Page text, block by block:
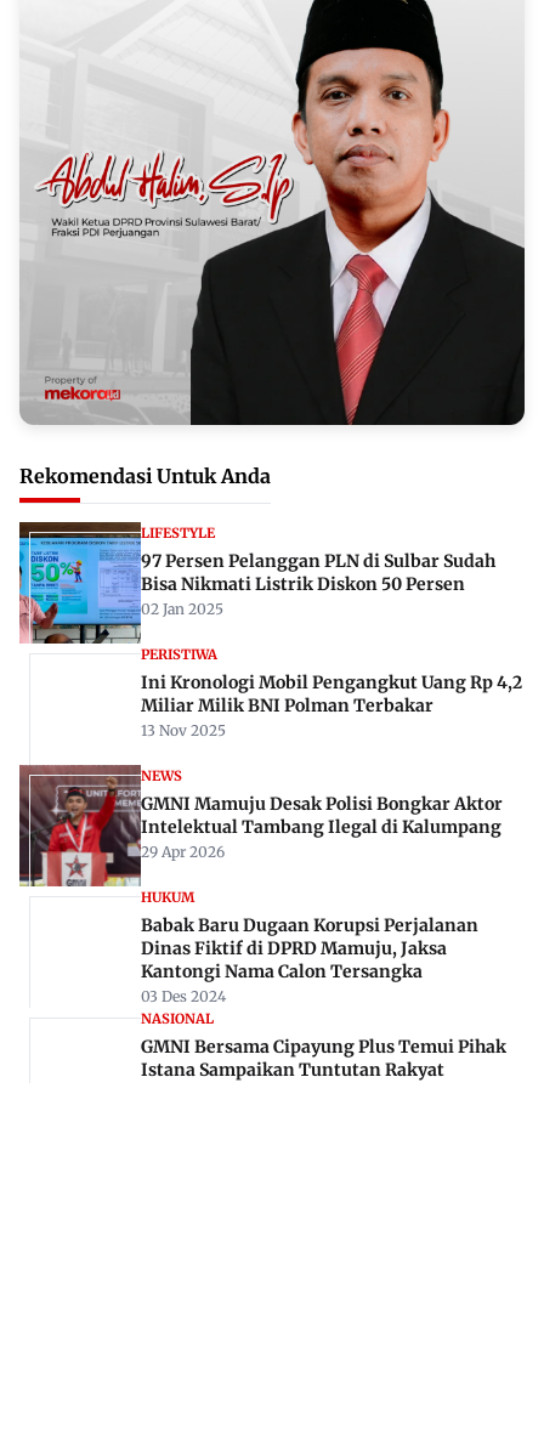
Rekomendasi Untuk Anda
LIFESTYLE
97 Persen Pelanggan PLN di Sulbar Sudah
Bisa Nikmati Listrik Diskon 50 Persen
02 Jan 2025
PERISTIWA
Ini Kronologi Mobil Pengangkut Uang Rp 4,2
Miliar Milik BNI Polman Terbakar
13 Nov 2025
NEWS
GMNI Mamuju Desak Polisi Bongkar Aktor
Intelektual Tambang Ilegal di Kalumpang
29 Apr 2026
HUKUM
Babak Baru Dugaan Korupsi Perjalanan
Dinas Fiktif di DPRD Mamuju, Jaksa
Kantongi Nama Calon Tersangka
03 Des 2024
NASIONAL
GMNI Bersama Cipayung Plus Temui Pihak
Istana Sampaikan Tuntutan Rakyat